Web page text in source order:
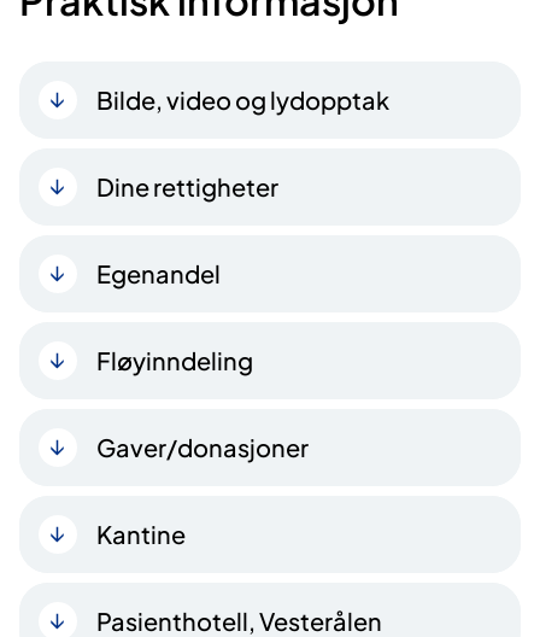
Bilde, video og lydopptak
Dine rettigheter
Egenandel
Fløyinndeling
Gaver/donasjoner
Kantine
Pasienthotell, Vesterålen